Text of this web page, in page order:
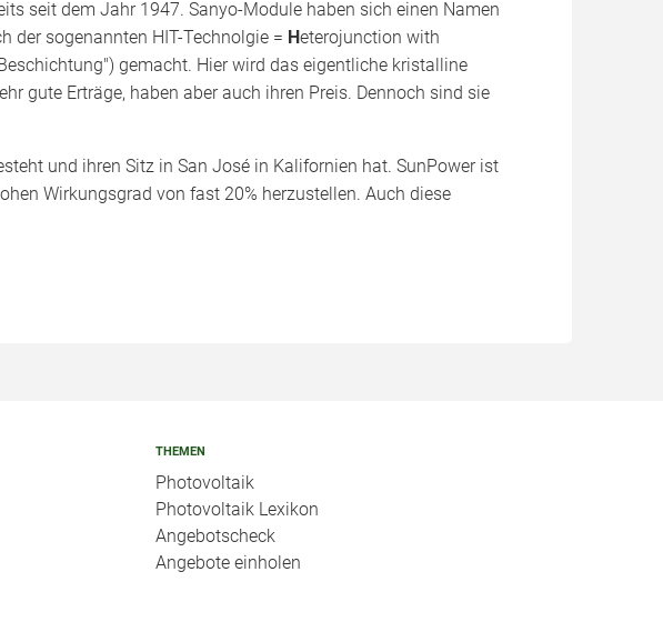
seit dem Jahr 1947. Sanyo-Module haben sich einen Namen
der sogenannten HIT-Technolgie = Heterojunction with
gemacht. Hier wird das eigentliche kristalline
gute Erträge, haben aber auch ihren Preis. Dennoch sind sie
und ihren Sitz in San José in Kalifornien hat. SunPower ist
Wirkungsgrad von fast 20% herzustellen. Auch diese
THEMEN
Photovoltaik
Photovoltaik Lexikon
Angebotscheck
Angebote einholen